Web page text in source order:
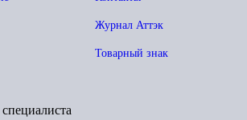
Журнал Аттэк
Товарный знак